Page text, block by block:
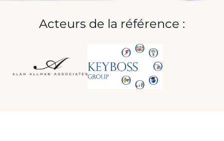
Acteurs de la référence :